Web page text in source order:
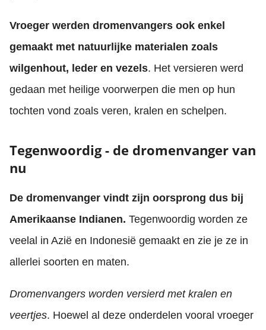
Vroeger werden dromenvangers ook enkel
gemaakt met natuurlijke materialen zoals
wilgenhout, leder en vezels. Het versieren werd
gedaan met heilige voorwerpen die men op hun
tochten vond zoals veren, kralen en schelpen.
Tegenwoordig - de dromenvanger van
nu
De dromenvanger vindt zijn oorsprong dus bij
Amerikaanse Indianen. Tegenwoordig worden ze
veelal in Azië en Indonesië gemaakt en zie je ze in
allerlei soorten en maten.
Dromenvangers worden versierd met kralen en
veertjes. Hoewel al deze onderdelen vooral vroeger